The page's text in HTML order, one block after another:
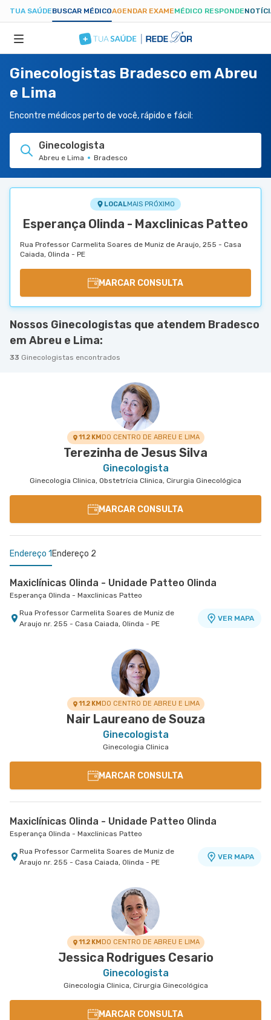
TUA SAÚDEBUSCAR MÉDICOAGENDAR EXAMEMÉDICO RESPONDE
ESPECIALIDADES
HOSPITAIS
TUASAUDE.COM
Ginecologistas Bradesco em Abreu
e Lima
Encontre médicos perto de você, rápido e fácil:
Ginecologista
Abreu e Lima Bradesco
LOCALMAIS PRÓXIMO
Esperança Olinda - Maxclinicas Patteo
Rua Professor Carmelita Soares de Muniz de Araujo, 255 - Casa
Caiada, Olinda - PE
MARCAR CONSULTA
Nossos Ginecologistas que atendem Bradesco
em Abreu e Lima:
33 Ginecologistas encontrados
11.2 KMDO CENTRO DE ABREU E LIMA
Terezinha de Jesus Silva
Ginecologista
Ginecologia Clinica, Obstetrícia Clinica, Cirurgia Ginecológica
MARCAR CONSULTA
Endereço 1 Endereço 2
Maxiclínicas Olinda - Unidade Patteo Olinda
Esperança Olinda - Maxclinicas Patteo
Rua Professor Carmelita Soares de Muniz de
Araujo nr. 255 - Casa Caiada, Olinda - PE
VER MAPA
Rua Das Fronteiras nr. 127 Centro Médico I - Boa
11.2 KMDO CENTRO DE ABREU E LIMA
Nair Laureano de Souza
Ginecologista
Ginecologia Clinica
MARCAR CONSULTA
Maxiclínicas Olinda - Unidade Patteo Olinda
Esperança Olinda - Maxclinicas Patteo
Rua Professor Carmelita Soares de Muniz de
Araujo nr. 255 - Casa Caiada, Olinda - PE
VER MAPA
11.2 KMDO CENTRO DE ABREU E LIMA
Jessica Rodrigues Cesario
Ginecologista
Ginecologia Clinica, Cirurgia Ginecológica
MARCAR CONSULTA